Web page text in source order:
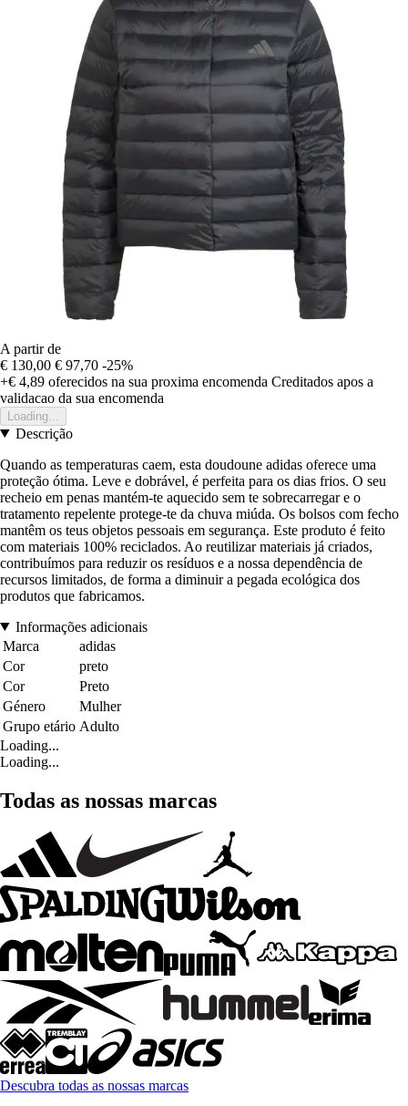
A partir de
€ 130,00 € 97,70 -25%
+€ 4,89 oferecidos na sua proxima encomenda Creditados apos a
validacao da sua encomenda
Loading...
Descrição
Quando as temperaturas caem, esta doudoune adidas oferece uma
proteção ótima. Leve e dobrável, é perfeita para os dias frios. O seu
recheio em penas mantém-te aquecido sem te sobrecarregar e o
tratamento repelente protege-te da chuva miúda. Os bolsos com fecho
mantêm os teus objetos pessoais em segurança. Este produto é feito
com materiais 100% reciclados. Ao reutilizar materiais já criados,
contribuímos para reduzir os resíduos e a nossa dependência de
recursos limitados, de forma a diminuir a pegada ecológica dos
produtos que fabricamos.
Informações adicionais
Marca
adidas
Cor
preto
Cor
Preto
Género
Mulher
Grupo etário Adulto
Loading...
Loading...
Todas as nossas marcas
Descubra todas as nossas marcas